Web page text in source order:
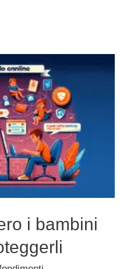
i bambini